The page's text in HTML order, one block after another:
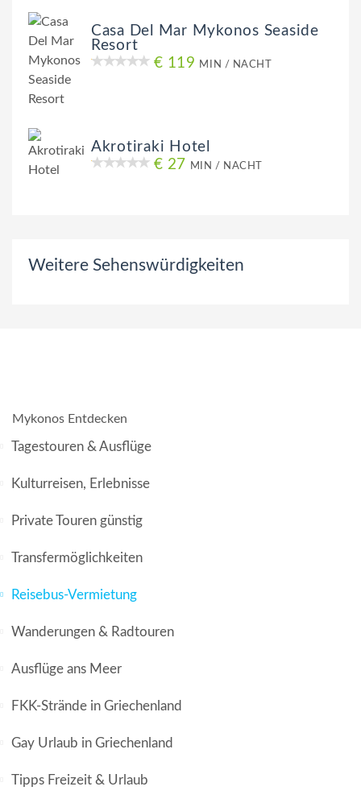
Casa Del Mar Mykonos Seaside
Resort
€ 119 MIN / NACHT
Akrotiraki Hotel
€ 27
MIN / NACHT
Weitere Sehenswürdigkeiten
Mykonos Entdecken
Tagestouren & Ausflüge
Kulturreisen, Erlebnisse
Private Touren günstig
Transfermöglichkeiten
Reisebus-Vermietung
Wanderungen & Radtouren
Ausflüge ans Meer
FKK-Strände in Griechenland
Gay Urlaub in Griechenland
Tipps Freizeit & Urlaub